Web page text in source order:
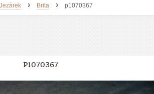
› Brita › p1070367
P1070367